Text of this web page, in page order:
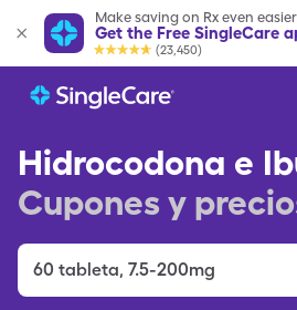
Make saving on Rx even easier
Get the Free SingleCare
(23,450)
Hidrocodona e
Cupones y
60 tableta, 7.5-200mg